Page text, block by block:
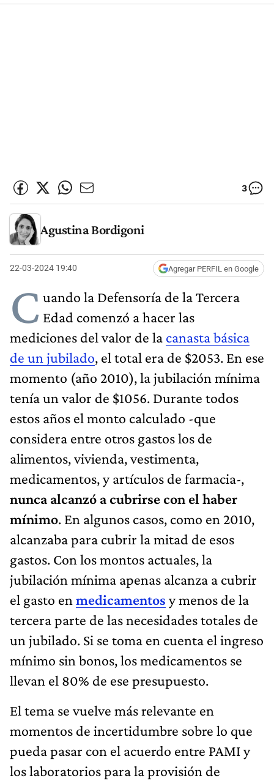
3
Agustina Bordigoni
22-03-2024 19:40 Agregar PERFIL en Google
C uando la Defensoría de la Tercera
Edad comenzó a hacer las
mediciones del valor de la canasta básica
de un jubilado, el total era de $2053. En ese
momento (año 2010), la jubilación mínima
tenía un valor de $1056. Durante todos
estos años el monto calculado -que
considera entre otros gastos los de
alimentos, vivienda, vestimenta,
medicamentos, y artículos de farmacia-,
nunca alcanzó a cubrirse con el haber
mínimo. En algunos casos, como en 2010,
alcanzaba para cubrir la mitad de esos
gastos. Con los montos actuales, la
jubilación mínima apenas alcanza a cubrir
el gasto en medicamentos y menos de la
tercera parte de las necesidades totales de
un jubilado. Si se toma en cuenta el ingreso
mínimo sin bonos, los medicamentos se
llevan el 80% de ese presupuesto.
El tema se vuelve más relevante en
momentos de incertidumbre sobre lo que
pueda pasar con el acuerdo entre PAMI y
los laboratorios para la provisión de